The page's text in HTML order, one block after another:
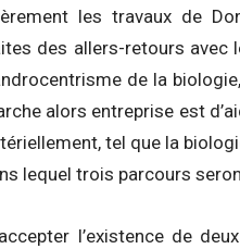
les travaux de
des allers-retours
de la
alors entreprise est
tel que la
lequel trois parcours
l’existence de